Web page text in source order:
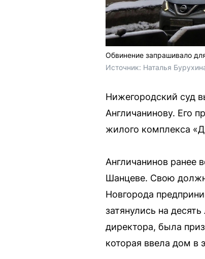
Обвинение запрашивало
Источник: Наталья
Нижегородский суд
Англичанинову. Его
жилого комплекса
Англичанинов ранее
Шанцеве. Свою
Новгорода
затянулись на
директора, была
которая ввела дом в